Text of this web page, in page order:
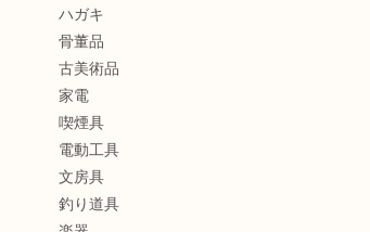
ハガキ
骨董品
古美術品
家電
喫煙具
電動工具
文房具
釣り道具